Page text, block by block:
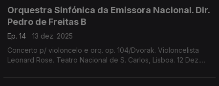
Orquestra Sinfónica da Emissora Nacional. Dir.
Pedro de Freitas B
Ep. 14
13 dez. 2025
Concerto p/ violoncelo e orq. op. 104/Dvorak. Violoncelista
Leonard Rose. Teatro Nacional de S. Carlos, Lisboa. 12 Dez.